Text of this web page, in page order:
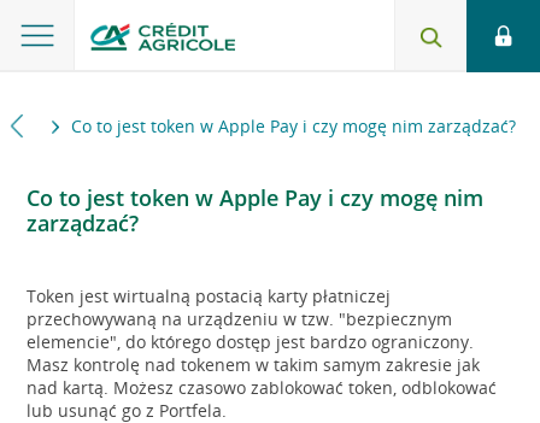
Co to jest token w Apple Pay i czy mogę nim zarządzać?
Co to jest token w Apple Pay i czy mogę nim
zarządzać?
Token jest wirtualną postacią karty płatniczej
przechowywaną na urządzeniu w tzw. "bezpiecznym
elemencie", do którego dostęp jest bardzo ograniczony.
Masz kontrolę nad tokenem w takim samym zakresie jak
nad kartą. Możesz czasowo zablokować token, odblokować
lub usunąć go z Portfela.